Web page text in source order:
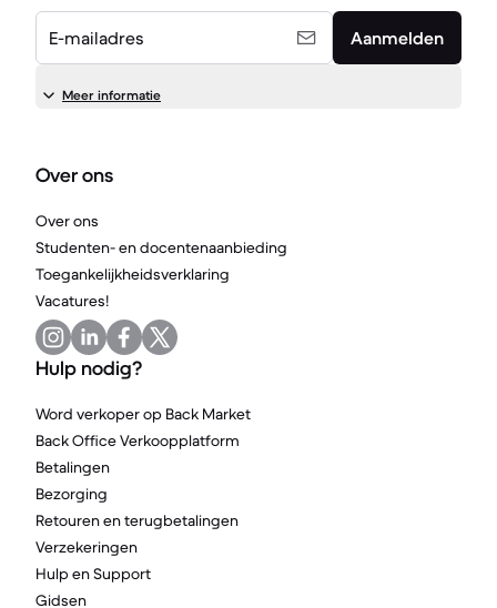
E-mailadres Aanmelden
Meer informatie
Over ons
Over ons
Studenten- en docentenaanbieding
Toegankelijkheidsverklaring
Vacatures!
Hulp nodig?
Word verkoper op Back Market
Back Office Verkoopplatform
Betalingen
Bezorging
Retouren en terugbetalingen
Verzekeringen
Hulp en Support
Gidsen